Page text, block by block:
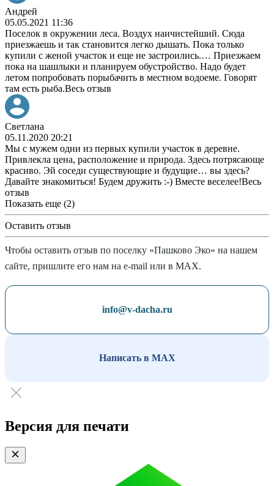
Андрей
05.05.2021 11:36
Поселок в окружении леса. Воздух наичистейший. Сюда
приезжаешь и так становится легко дышать. Пока только
купили с женой участок и еще не застроились.… Приезжаем
пока на шашлыки и планируем обустройство. Надо будет
летом попробовать порыбачить в местном водоеме. Говорят
там есть рыба.Весь отзыв
Светлана
05.11.2020 20:21
Мы с мужем одни из первых купили участок в деревне.
Привлекла цена, расположение и природа. Здесь потрясающе
красиво. Эй соседи существующие и будущие… вы здесь?
Давайте знакомиться! Будем дружить :-) Вместе веселее!Весь
отзыв
Показать еще (2)
Оставить отзыв
Чтобы оставить отзыв по поселку «Пашково Эко» на нашем
сайте, пришлите его нам на e-mail или в MAX.
info@v-dacha.ru
Написать в MAX
Версия для печати